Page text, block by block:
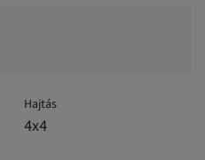
Hajtás
4x4